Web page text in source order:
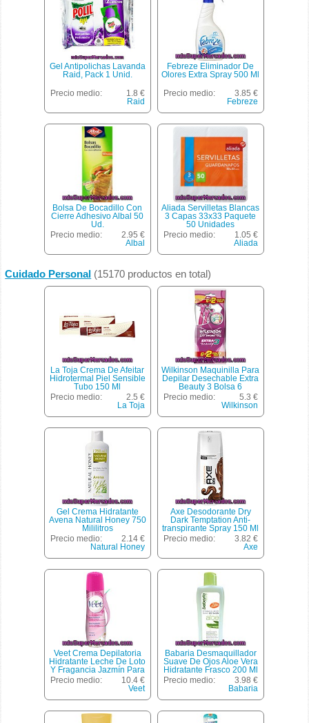
Gel Antipolichas Lavanda
Raid, Pack 1 Unid.
Precio medio:
1.8 €
Raid
Febreze Eliminador De
Olores Extra Spray 500 Ml
Precio medio:
3.85 €
Febreze
Bolsa De Bocadillo Con
Cierre Adhesivo Albal 50
Ud.
Precio medio:
2.95 €
Albal
Aliada Servilletas Blancas
3 Capas 33x33 Paquete
50 Unidades
Precio medio:
1.05 €
Aliada
Cuidado Personal (15170 productos en total)
La Toja Crema De Afeitar
Hidrotermal Piel Sensible
Tubo 150 Ml
Precio medio:
2.5 €
La Toja
Wilkinson Maquinilla Para
Depilar Desechable Extra
Beauty 3 Bolsa 6
Unidades + 2 Gratis
Precio medio:
5.3 €
Wilkinson
Gel Crema Hidratante
Avena Natural Honey 750
Mililitros
Precio medio:
2.14 €
Natural Honey
Axe Desodorante Dry
Dark Temptation Anti-
transpirante Spray 150 Ml
Precio medio:
3.82 €
Axe
Veet Crema Depilatoria
Hidratante Leche De Loto
Y Fragancia Jazmín Para
Piel Normal Spray 150 Ml
Precio medio:
10.4 €
Veet
Babaria Desmaquillador
Suave De Ojos Aloe Vera
Hidratante Frasco 200 Ml
No Graso
Precio medio:
3.98 €
Babaria